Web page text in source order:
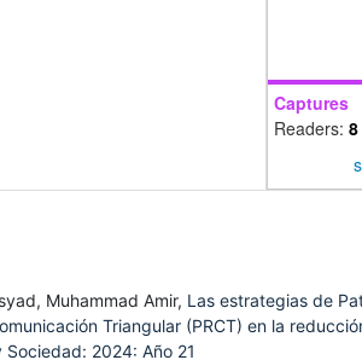
Captures
Readers: 8
Muhammad Amir, Las estrategias de
Triangular (PRCT) en la
Sociedad: 2024: Año 21